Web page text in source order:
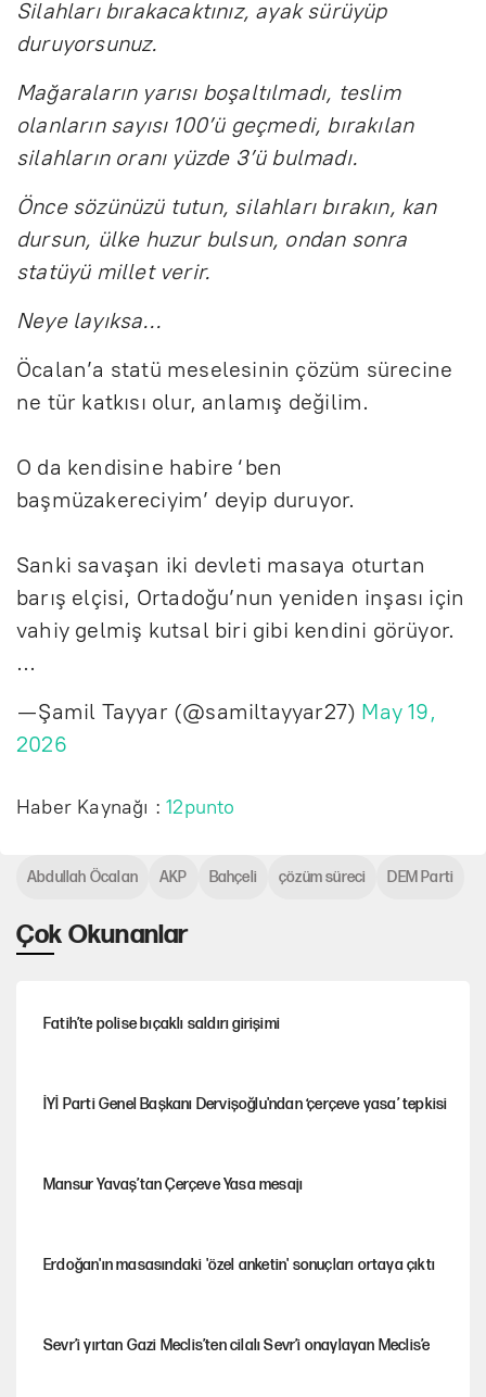
Silahları bırakacaktınız, ayak sürüyüp
duruyorsunuz.
Mağaraların yarısı boşaltılmadı, teslim
olanların sayısı 100’ü geçmedi, bırakılan
silahların oranı yüzde 3’ü bulmadı.
Önce sözünüzü tutun, silahları bırakın, kan
dursun, ülke huzur bulsun, ondan sonra
statüyü millet verir.
Neye layıksa…
Öcalan’a statü meselesinin çözüm sürecine
ne tür katkısı olur, anlamış değilim.
O da kendisine habire ‘ben
başmüzakereciyim’ deyip duruyor.
Sanki savaşan iki devleti masaya oturtan
barış elçisi, Ortadoğu’nun yeniden inşası için
vahiy gelmiş kutsal biri gibi kendini görüyor.
…
— Şamil Tayyar (@samiltayyar27) May 19,
2026
Haber Kaynağı :12punto
Çok Okunanlar
Fatih’te polise bıçaklı saldırı girişimi
İYİ Parti Genel Başkanı Dervişoğlu'ndan ‘çerçeve yasa’ tepkisi
Mansur Yavaş’tan Çerçeve Yasa mesajı
Erdoğan'ın masasındaki 'özel anketin' sonuçları ortaya çıktı
Sevr’i yırtan Gazi Meclis’ten cilalı Sevr’i onaylayan Meclis’e
Abdullah Öcalan AKP Bahçeli çözüm süreci DEM Parti